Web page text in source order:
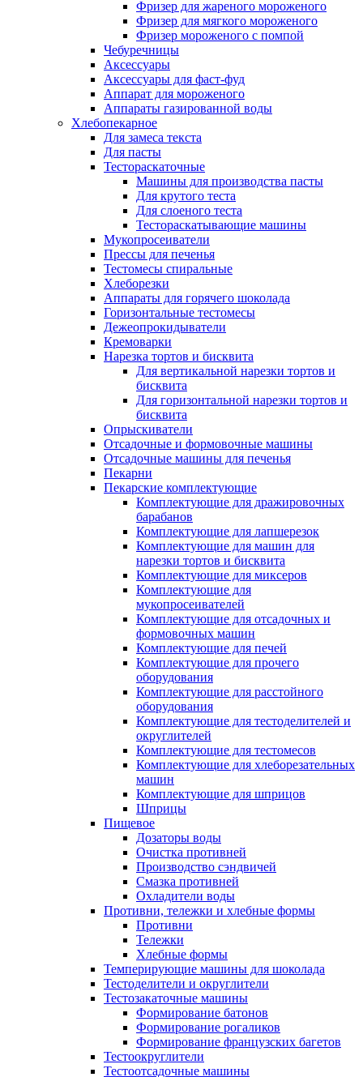
Фризер для жареного мороженого
Фризер для мягкого мороженого
Фризер мороженого с помпой
Чебуречницы
Аксессуары
Аксессуары для фаст-фуд
Аппарат для мороженого
Аппараты газированной воды
Хлебопекарное
Для замеса текста
Для пасты
Тестораскаточные
Машины для производства пасты
Для крутого теста
Для слоеного теста
Тестораскатывающие машины
Мукопросеиватели
Прессы для печенья
Тестомесы спиральные
Хлеборезки
Аппараты для горячего шоколада
Горизонтальные тестомесы
Дежеопрокидыватели
Кремоварки
Нарезка тортов и бисквита
Для вертикальной нарезки тортов и
бисквита
Для горизонтальной нарезки тортов и
бисквита
Опрыскиватели
Отсадочные и формовочные машины
Отсадочные машины для печенья
Пекарни
Пекарские комплектующие
Комплектующие для дражировочных
барабанов
Комплектующие для лапшерезок
Комплектующие для машин для
нарезки тортов и бисквита
Комплектующие для миксеров
Комплектующие для
мукопросеивателей
Комплектующие для отсадочных и
формовочных машин
Комплектующие для печей
Комплектующие для прочего
оборудования
Комплектующие для расстойного
оборудования
Комплектующие для тестоделителей и
округлителей
Комплектующие для тестомесов
Комплектующие для хлеборезательных
машин
Комплектующие для шприцов
Шприцы
Пищевое
Дозаторы воды
Очистка противней
Производство сэндвичей
Смазка противней
Охладители воды
Противни, тележки и хлебные формы
Противни
Тележки
Хлебные формы
Темперирующие машины для шоколада
Тестоделители и округлители
Тестозакаточные машины
Формирование батонов
Формирование рогаликов
Формирование французских багетов
Тестоокруглители
Тестоотсадочные машины